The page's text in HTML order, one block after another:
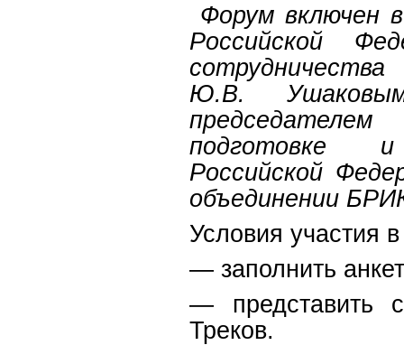
Форум включен
Российской
Ю.В.
подготовке и
Российской
объединении
Условия участия
— заполнить
— представить
Треков.